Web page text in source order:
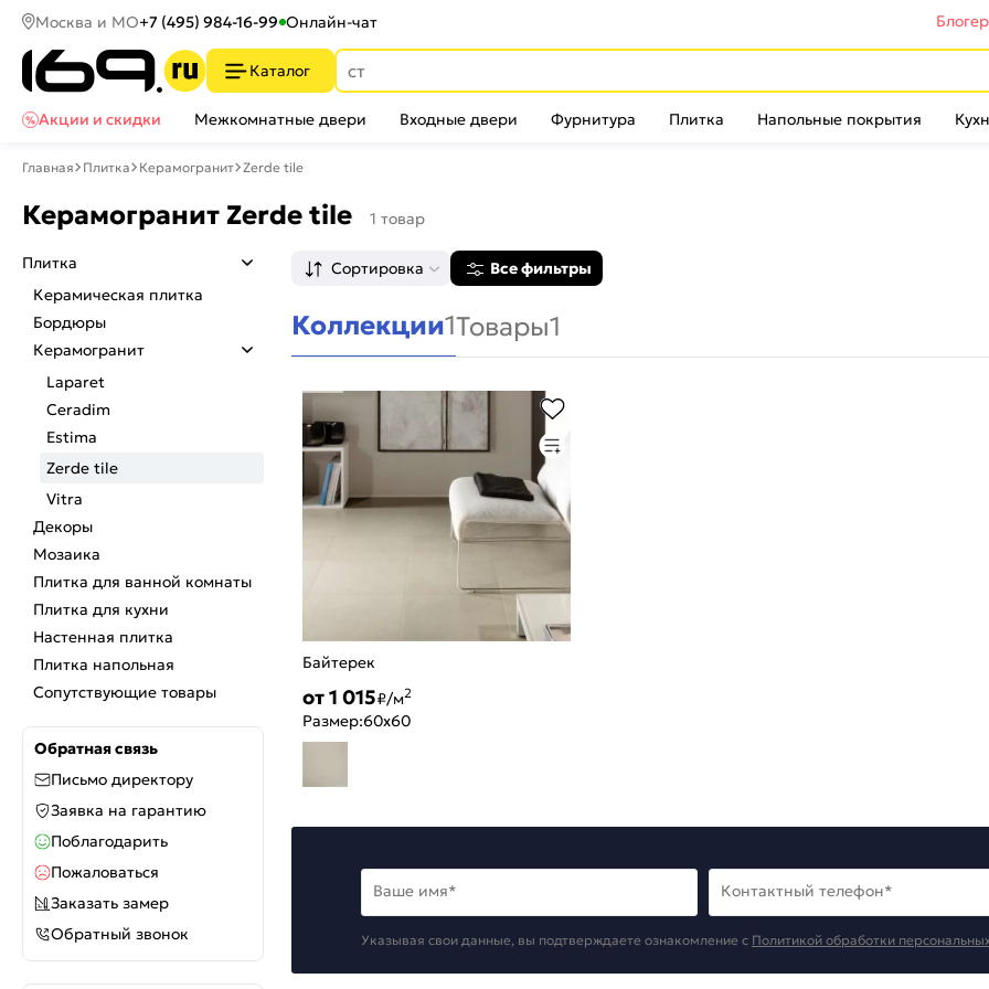
Москва и МО+7 (495) 984-16-99 Онлайн-чат
Каталог
Акции и скидки
Межкомнатные двери Входные двери Фурнитура Плитка Напольные покрытия
Главная Плитка Керамогранит Zerde tile
Керамогранит Zerde tile 1 товар
Плитка
Керамическая плитка
Бордюры
Керамогранит
Laparet
Ceradim
Estima
Zerde tile
Vitra
Декоры
Мозаика
Плитка для ванной комнаты
Плитка для кухни
Настенная плитка
Плитка напольная
Сопутствующие товары
Обратная связь
Письмо директору
Заявка на гарантию
Поблагодарить
Пожаловаться
Заказать замер
Обратный звонок
Сортировка Все фильтры
Коллекции1Товары1
Байтерек
от 1 015₽/м2
Размер:60x60
Ваше имя* Контактный телефон*
Указывая свои данные, вы подтверждаете ознакомление c Политикой обработки